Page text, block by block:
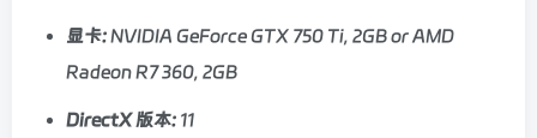
显卡:NVIDIA GeForce GTX 750 Ti, 2GB or AMD
Radeon R7 360, 2GB
DirectX 版本: 11